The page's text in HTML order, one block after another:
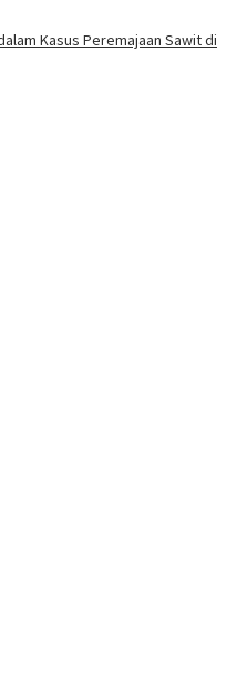
Kasus Peremajaan Sawit di